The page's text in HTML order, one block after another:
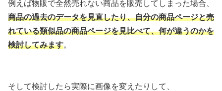
例えば物販で全然売れない商品を販売してしまった場合、
商品の過去のデータを見直したり、自分の商品ページと売
れている類似品の商品ページを見比べて、何が違うのかを
検討してみます。
そして検討したら実際に画像を変えたりして、